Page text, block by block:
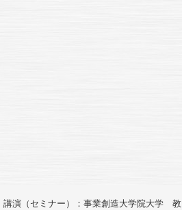
講演（セミナー）：事業創造大学院大学 教